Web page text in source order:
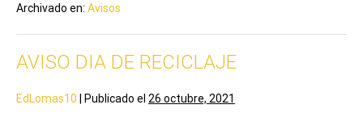
Archivado en: Avisos
AVISO DIA DE RECICLAJE
EdLomas10 Publicado el 26 octubre, 2021